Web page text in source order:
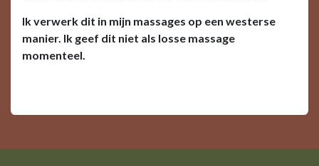
Ik verwerk dit in mijn massages op een westerse
manier. Ik geef dit niet als losse massage
momenteel.